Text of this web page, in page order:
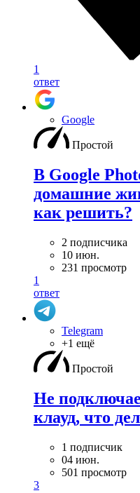
1
ответ
Google
Простой
В Google
домашние
как решить?
2 подписчика
10 июн.
231 просмотр
1
ответ
Telegram
+1 ещё
Простой
Не
клауд, что
1 подписчик
04 июн.
501 просмотр
3